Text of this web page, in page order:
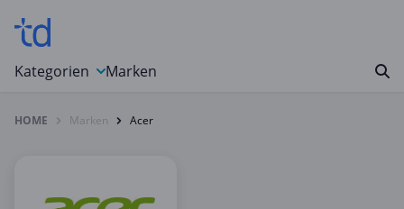
Kategorien
Auto, Motorrad & Werkzeuge
Marken
HOME Marken Acer